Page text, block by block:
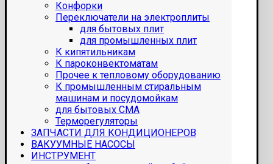
Конфорки
Переключатели на электроплиты
для бытовых плит
для промышленных плит
К кипятильникам
К пароконвектоматам
Прочее к тепловому оборудованию
К промышленным стиральным
машинам и посудомойкам
для бытовых СМА
Терморегуляторы
ЗАПЧАСТИ ДЛЯ КОНДИЦИОНЕРОВ
ВАКУУМНЫЕ НАСОСЫ
ИНСТРУМЕНТ